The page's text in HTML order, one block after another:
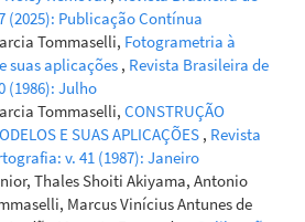
(2025): Publicação Contínua
Tommaselli, Fotogrametria à
suas aplicações , Revista Brasileira de
(1986): Julho
Tommaselli, CONSTRUÇÃO
E SUAS APLICAÇÕES , Revista
v. 41 (1987): Janeiro
Thales Shoiti Akiyama, Antonio
Marcus Vinícius Antunes de